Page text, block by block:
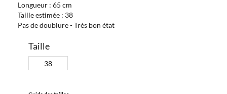
Longueur : 65 cm
Taille estimée : 38
Pas de doublure - Très bon état
Taille
38